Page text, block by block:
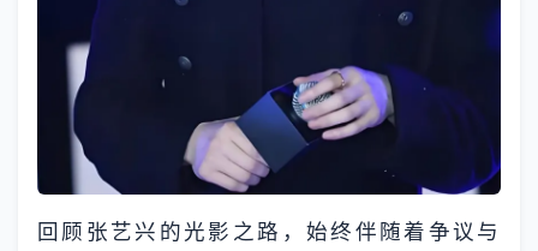
回顾张艺兴的光影之路，始终伴随着争议与